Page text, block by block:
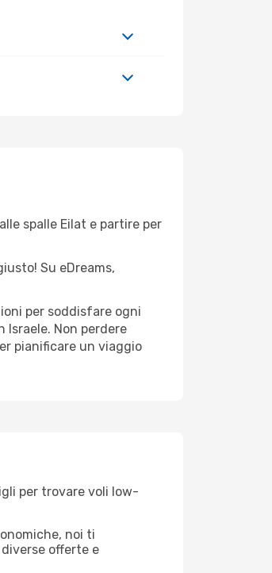
spalle Eilat e partire per
Su eDreams,
per soddisfare ogni
Non perdere
pianificare un viaggio
per trovare voli low-
noi ti
offerte e